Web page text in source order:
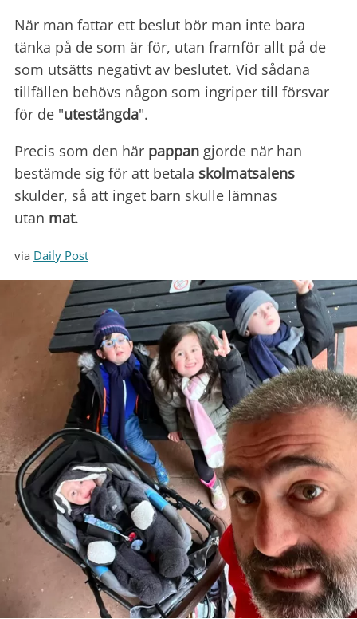
När man fattar ett beslut bör man inte bara
tänka på de som är för, utan framför allt på de
som utsätts negativt av beslutet. Vid sådana
tillfällen behövs någon som ingriper till försvar
för de "utestängda".
Precis som den här pappan gjorde när han
bestämde sig för att betala skolmatsalens
skulder, så att inget barn skulle lämnas
utan mat.
via Daily Post